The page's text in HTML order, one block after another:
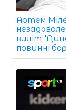
Артем
виліт
повинні